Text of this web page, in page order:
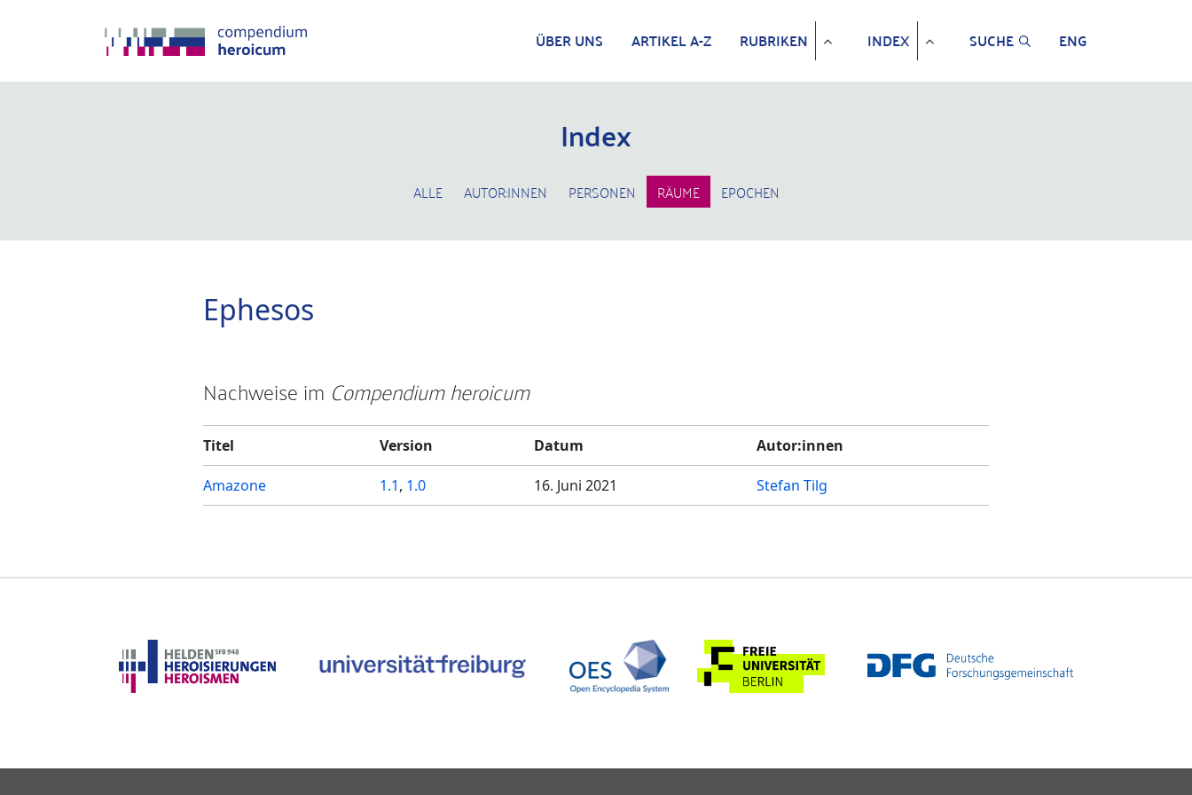
ÜBER UNS ARTIKEL A-Z RUBRIKEN INDEX SUCHE ENG
Index
ALLE AUTOR:INNEN PERSONEN RÄUME EPOCHEN
Ephesos
Nachweise im Compendium heroicum
Titel Version Datum Autor:innen
Amazone 1.1, 1.0 16. Juni 2021 Stefan Tilg